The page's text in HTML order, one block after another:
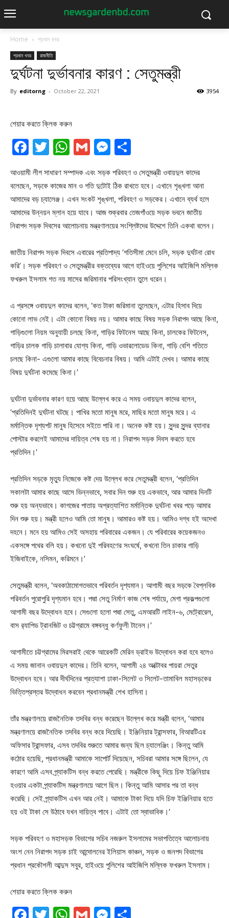
Home প্রধান খবর
প্রধান খবর রাজনীতি
দুর্ঘটনা দুর্ভাবনার কারণ : সেতুমন্ত্রী
By editorng - October 22, 2021 3954
শেয়ার করতে ক্লিক করুন
Facebook
Twitter
WhatsApp
GmailMessenger
আওয়ামী লীগ সাধারণ সম্পাদক এবং সড়ক পরিবহণ ও সেতুমন্ত্রী ওবায়দুল কাদের
বলেছেন, সড়কে কাজের মান ও গতি দুটোই ঠিক রাখতে হবে। এখানে শৃঙ্খলা আনা
আমাদের বড় চ্যালেঞ্জ। এখন সংকট শৃঙ্খলা, পরিবহণ ও সড়কের। এখানে ব্যর্থ হলে
আমাদের উন্নয়ন ম্লান হয়ে যাবে। আজ শুক্রবার তেজগাঁওয়ে সড়ক ভবনে জাতীয়
নিরাপদ সড়ক দিবসের আলোচনায় মন্ত্রণালয়ের সংশ্লিষ্টদের উদ্দেশে তিনি একথা বলেন।
জাতীয় নিরাপদ সড়ক দিবসে এবারের প্রতিপাদ্য ‘গতিসীমা মেনে চলি, সড়ক দুর্ঘটনা রোধ
করি’। সড়ক পরিবহণ ও সেতুমন্ত্রীর বক্তব্যের আগে হাইওয়ে পুলিশের আইজিপি মল্লিক
ফখরুল ইসলাম গত নয় মাসের জরিমানার পরিসংখ্যান তুলে ধরেন।
এ প্রসঙ্গে ওবায়দুল কাদের বলেন, ‘কত টাকা জরিমানা তুলেছেন, এটার হিসাব দিয়ে
কোনো লাভ নেই। এটা কোনো বিষয় নয়। আমার কাছে বিষয় সড়ক নিরাপদ আছে কিনা,
গাড়িগুলো নিয়ম অনুযায়ী চলছে কিনা, গাড়ির ফিটনেস আছে কিনা, চালকের ফিটনেস,
গাড়ির চালক গাড়ি চালাবার যোগ্য কিনা, গাড়ি ওভারলোডেড কিনা, গাড়ি বেশি গতিতে
চলছে কিনা- এগুলো আমার কাছে বিবেচনার বিষয়। আমি এটাই দেখব। আমার কাছে
বিষয় দুর্ঘটনা কমেছে কিনা।’
দুর্ঘটনা দুর্ভাবনার কারণ হয়ে আছে উল্লেখ করে এ সময় ওবায়দুল কাদের বলেন,
‘প্রতিদিনই দুর্ঘটনা ঘটছে। পাখির মতো মানুষ মরে, মাছির মতো মানুষ মরে। এ
মর্মান্তিক দৃশ্যপট মানুষ হিসেবে সইতে পারি না। অনেক কষ্ট হয়। সুন্দর সুন্দর ব্যানার
পোস্টার করলেই আমাদের দায়িত্ব শেষ হয় না। নিরাপদ সড়ক দিবস করতে হবে
প্রতিদিন।’
প্রতিদিন সড়কে মৃত্যু নিজেকে কষ্ট দেয় উল্লেখ করে সেতুমন্ত্রী বলেন, ‘প্রতিদিন
সকালটা আমার কাছে আসে ভিন্নভাবে, সবার দিন শুরু হয় একভাবে, আর আমার দিনটি
শুরু হয় অন্যভাবে। কাগজের পাতায় অপ্রত্যাশিত মর্মান্তিক দুর্ঘটনা খবর পড়ে আমার
দিন শুরু হয়। মন্ত্রী হলেও আমি তো মানুষ। আমারও কষ্ট হয়। আমিও দগ্ধ হই অদেখা
দহনে। মনে হয় আমিও সেই অসহায় পরিবারের একজন। যে পরিবারের কয়েকজনও
একসঙ্গে পথের বলি হয়। কখনো দুই পরিবহণের সংঘর্ষে, কখনো তিন চাকার গাড়ি
ইজিবাইকে, নসিমন, করিমনে।’
সেতুমন্ত্রী বলেন, ‘অবকাঠামোগতভাবে পরিবর্তন দৃশ্যমান। আগামী বছর সড়কে বৈপ্লবিক
পরিবর্তন পুরোপুরি দৃশ্যমান হবে। পদ্মা সেতু নির্মাণ কাজ শেষ পর্যায়ে, মেগা প্রকল্পগুলো
আগামী বছর উদ্বোধন হবে। সেগুলো হলো পদ্মা সেতু, এমআরটি লাইন-৬, মেট্রোরেল,
বাস র‌্যাপিড ট্রানজিট ও চট্টগ্রামে বঙ্গবন্ধু কর্ণফুলী টানেল।’
আগামীতে চট্টগ্রামের মিরসরাই থেকে আরেকটি মেরিন ড্রাইভ উদ্বোধন করা হবে বলেও
এ সময় জানান ওবায়দুল কাদের। তিনি বলেন, আগামী ২৪ অক্টোবর পায়রা সেতুর
উদ্বোধন হবে। আর দীর্ঘদিনের প্রত্যাশা ঢাকা-সিলেট ও সিলেট-তামাবিল মহাসড়কের
ভিত্তিপ্রস্তর উদ্বোধন করবেন প্রধানমন্ত্রী শেখ হাসিনা।
তাঁর মন্ত্রণালয়ে রাজনৈতিক তদবির বন্ধ করেছেন উল্লেখ করে মন্ত্রী বলেন, ‘আমার
মন্ত্রণালয়ে রাজনৈতিক তদবির বন্ধ করে দিয়েছি। ইঞ্জিনিয়ার ট্রান্সফার, বিআরটিএর
অফিসার ট্রান্সফার, এসব তদবির শুরুতে আমার জন্য ছিল চ্যালেঞ্জিং। কিন্তু আমি
কঠোর হয়েছি, প্রধানমন্ত্রী আমাকে সাপোর্ট দিয়েছেন, সচিবরা আমার সঙ্গে ছিলেন, যে
কারণে আমি এসব প্র্যাকটিস বন্ধ করতে পেরেছি। মন্ত্রীকে কিছু দিয়ে চিফ ইঞ্জিনিয়ার
হওয়ার একটা প্র্যাকটিস মন্ত্রণালয়ে আগে ছিল। কিন্তু আমি আসার পর তা বন্ধ
করেছি। সেই প্র্যাকটিস এখন আর নেই। আমাকে টাকা দিয়ে যদি চিফ ইঞ্জিনিয়ার হতে
হয় ওই টাকা সে উঠাবে যখন দায়িত্ব পাবে। এটাই তো স্বাভাবিক।’
সড়ক পরিবহণ ও মহাসড়ক বিভাগের সচিব নজরুল ইসলামের সভাপতিত্বে আলোচনায়
অংশ নেন নিরাপদ সড়ক চাই আন্দোলনের ইলিয়াস কাঞ্চন, সড়ক ও জনপদ বিভাগের
প্রধান প্রকৌশলী আব্দুস সবুর, হাইওয়ে পুলিশের আইজিপি মল্লিক ফখরুল ইসলাম।
শেয়ার করতে ক্লিক করুন